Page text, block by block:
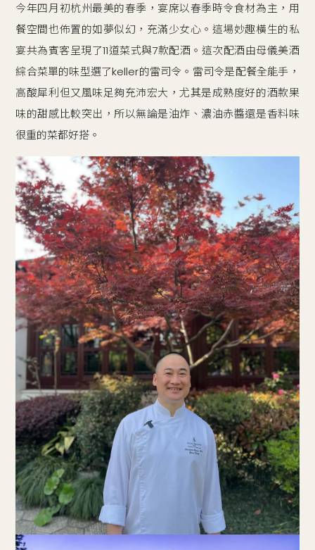
今年四月初杭州最美的春季，宴席以春季時令食材為主，用
餐空間也佈置的如夢似幻，充滿少女心。這場妙趣橫生的私
宴共為賓客呈現了11道菜式與7款配酒。這次配酒由母儀美酒
綜合菜單的味型選了keller的雷司令。雷司令是配餐全能手，
高酸犀利但又風味足夠充沛宏大，尤其是成熟度好的酒款果
味的甜感比較突出，所以無論是油炸、濃油赤醬還是香料味
很重的菜都好搭。